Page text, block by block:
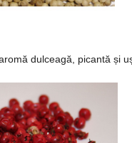
dulceagă, picantă și